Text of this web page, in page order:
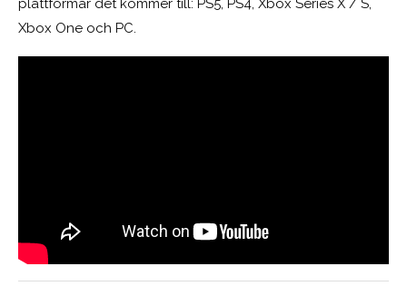
plattformar det kommer till: PS5, PS4, Xbox Series X / S,
Xbox One och PC.